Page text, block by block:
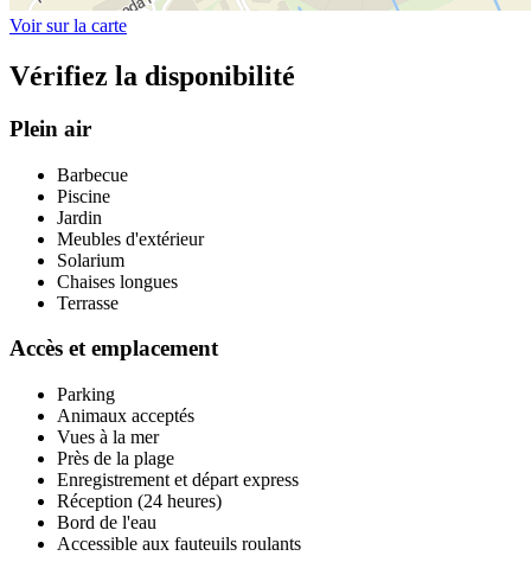
Voir sur la carte
Vérifiez la disponibilité
Plein air
Barbecue
Piscine
Jardin
Meubles d'extérieur
Solarium
Chaises longues
Terrasse
Accès et emplacement
Parking
Animaux acceptés
Vues à la mer
Près de la plage
Enregistrement et départ express
Réception (24 heures)
Bord de l'eau
Accessible aux fauteuils roulants